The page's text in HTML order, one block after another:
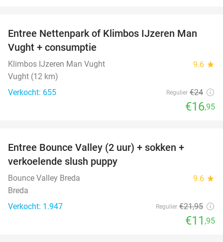
29%
Entree Nettenpark of Klimbos IJzeren Man
Vught + consumptie
Klimbos IJzeren Man Vught 9.6 star
Vught (12 km)
Verkocht: 655
Regulier €24
€16,95
Entree Bounce Valley (2 uur) + sokken +
verkoelende slush puppy
Bounce Valley Breda 9.6 star
Breda
Verkocht: 1.947
Regulier €21,95
€11 ,95